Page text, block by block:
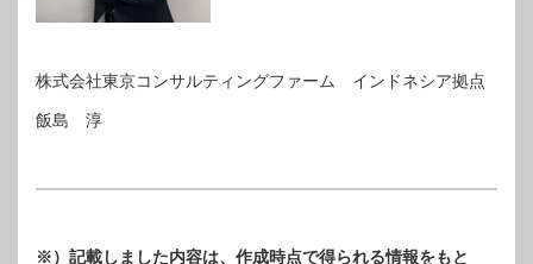
株式会社東京コンサルティングファーム インドネシア拠点
飯島 淳
※）記載しました内容は、作成時点で得られる情報をもと